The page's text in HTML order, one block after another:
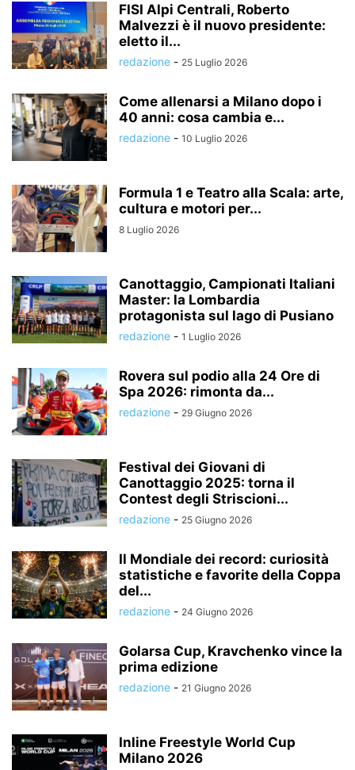
FISI Alpi Centrali, Roberto
Malvezzi è il nuovo presidente:
eletto il...
redazione - 25 Luglio 2026
Come allenarsi a Milano dopo i
40 anni: cosa cambia e...
redazione - 10 Luglio 2026
Formula 1 e Teatro alla Scala: arte,
cultura e motori per...
8 Luglio 2026
Canottaggio, Campionati Italiani
Master: la Lombardia
protagonista sul lago di Pusiano
redazione - 1 Luglio 2026
Rovera sul podio alla 24 Ore di
Spa 2026: rimonta da...
redazione - 29 Giugno 2026
Festival dei Giovani di
Canottaggio 2025: torna il
Contest degli Striscioni...
redazione - 25 Giugno 2026
Il Mondiale dei record: curiosità
statistiche e favorite della Coppa
del...
redazione - 24 Giugno 2026
Golarsa Cup, Kravchenko vince la
prima edizione
redazione - 21 Giugno 2026
Inline Freestyle World Cup
Milano 2026